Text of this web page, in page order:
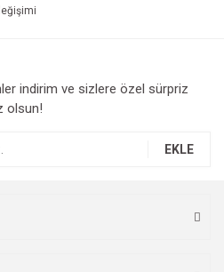
indirim ve sizlere özel sürpriz
olsun!
EKLE